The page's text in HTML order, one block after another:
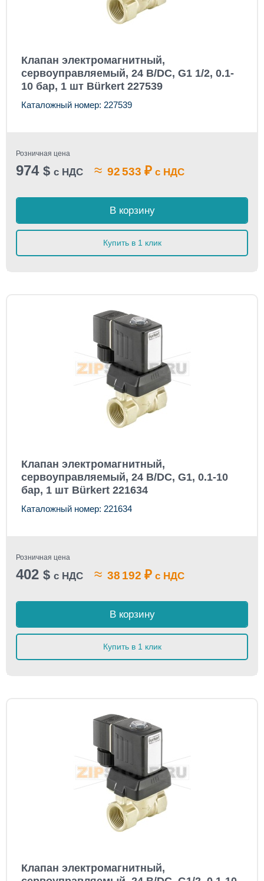
Клапан электромагнитный,
сервоуправляемый, 24 В/DC, G1 1/2, 0.1-
10 бар, 1 шт Bürkert 227539
Каталожный номер: 227539
Розничная цена
974 $ с НДС ≈ 92 533 ₽ с НДС
В корзину
Купить в 1 клик
Клапан электромагнитный,
сервоуправляемый, 24 В/DC, G1, 0.1-10
бар, 1 шт Bürkert 221634
Каталожный номер: 221634
Розничная цена
402 $ с НДС ≈ 38 192 ₽ с НДС
В корзину
Купить в 1 клик
Клапан электромагнитный,